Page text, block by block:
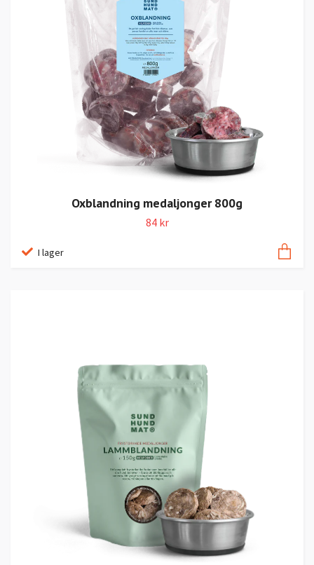
Oxblandning medaljonger 800g
84 kr
I lager